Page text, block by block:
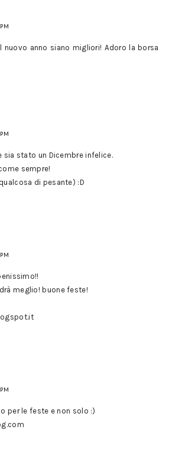
nuovo anno siano migliori! Adoro la borsa
sia stato un Dicembre infelice.
sempre!
di pesante) :D
meglio! buone feste!
per le feste e non solo :)